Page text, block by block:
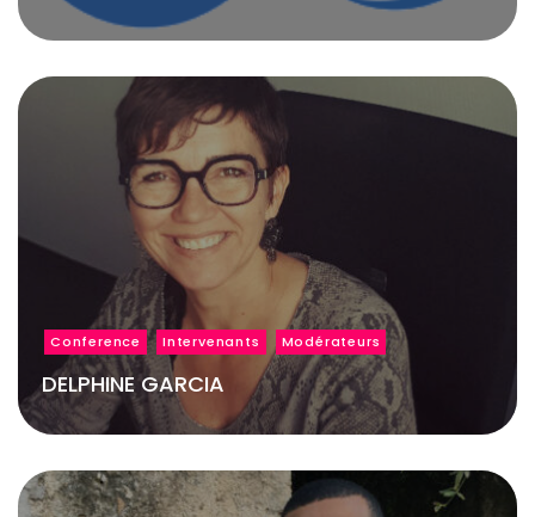
Conference Intervenants Modérateurs
DELPHINE GARCIA